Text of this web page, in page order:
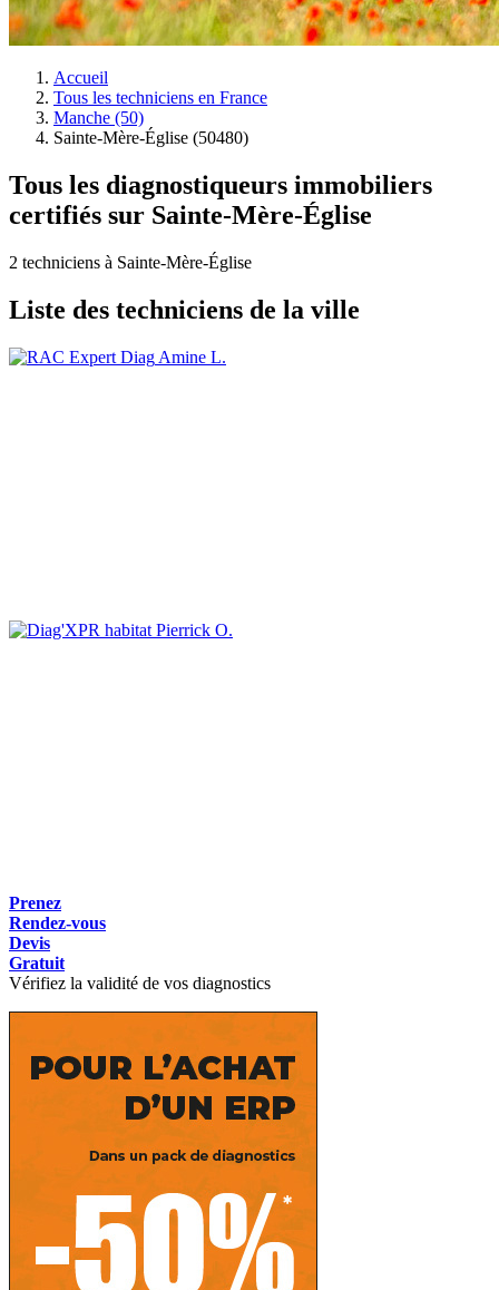
Accueil
Tous les techniciens en France
Manche (50)
Sainte-Mère-Église (50480)
Tous les diagnostiqueurs immobiliers
certifiés sur Sainte-Mère-Église
2 techniciens à Sainte-Mère-Église
Liste des techniciens de la ville
Amine L.
Pierrick O.
Prenez
Rendez-vous
Devis
Gratuit
Vérifiez la validité de vos diagnostics